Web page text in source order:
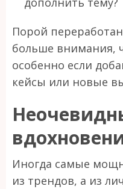
Порой
больше внимания,
особенно если
кейсы или новые
Иногда самые
из трендов, а из